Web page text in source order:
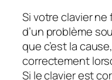
Si votre clavier
d’un problème
que c’est la
correctement
Si le clavier est